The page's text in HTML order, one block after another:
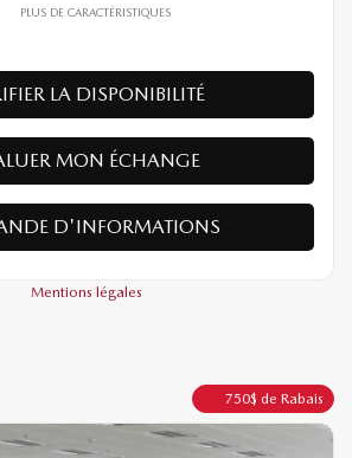
PLUS DE CARACTÉRISTIQUES
LA DISPONIBILITÉ
MON ÉCHANGE
D'INFORMATIONS
Mentions légales
750$ de Rabais